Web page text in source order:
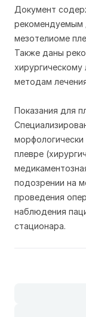
Документ
рекомендуемым
мезотелиоме
Также даны
методам
Показания для
плевре
подозрении на
проведения
наблюдения
стационара.